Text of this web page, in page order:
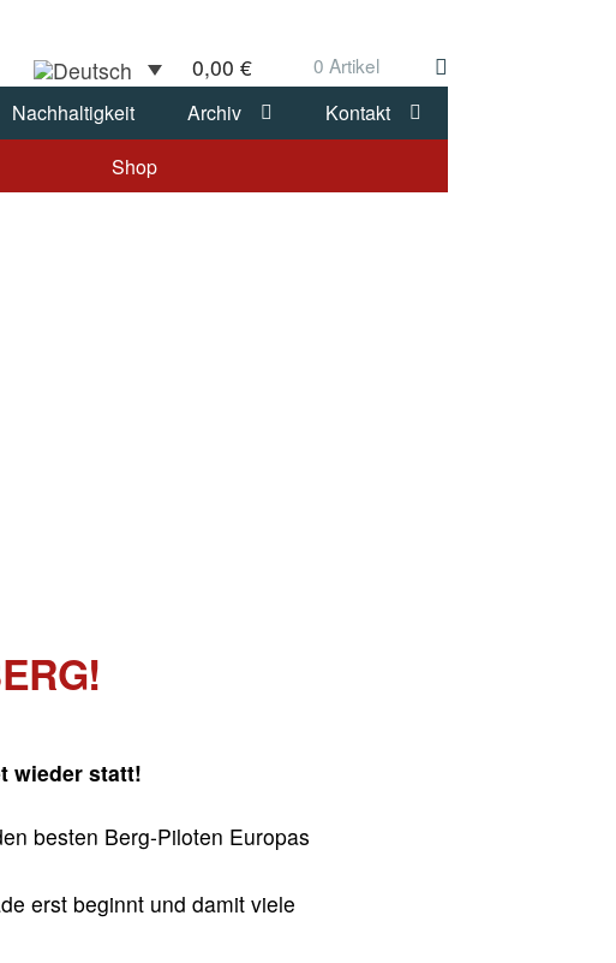
0,00€ 0 Artikel
Nachhaltigkeit Archiv
Kontakt
Shop
wieder statt!
besten Berg-Piloten Europas
erst beginnt und damit viele